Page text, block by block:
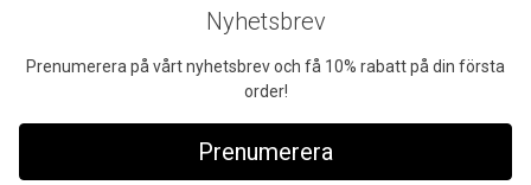
Nyhetsbrev
Prenumerera på vårt nyhetsbrev och få 10% rabatt på din första
order!
Prenumerera